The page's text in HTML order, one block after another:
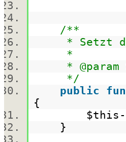
/**
* Setzt den
*
* @param
*/
public
{
$this
}